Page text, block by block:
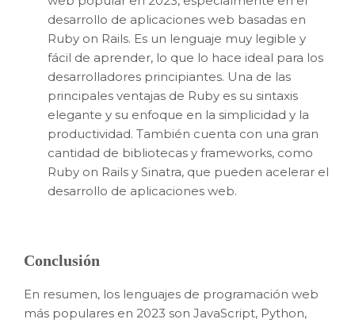
desarrollo de aplicaciones web basadas en
Ruby on Rails. Es un lenguaje muy legible y
fácil de aprender, lo que lo hace ideal para los
desarrolladores principiantes. Una de las
principales ventajas de Ruby es su sintaxis
elegante y su enfoque en la simplicidad y la
productividad. También cuenta con una gran
cantidad de bibliotecas y frameworks, como
Ruby on Rails y Sinatra, que pueden acelerar el
desarrollo de aplicaciones web.
Conclusión
En resumen, los lenguajes de programación web
más populares en 2023 son JavaScript, Python,